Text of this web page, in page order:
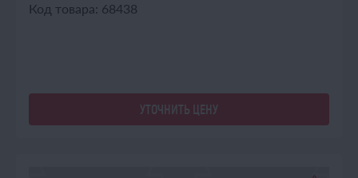
Код товара: 68438
УТОЧНИТЬ ЦЕНУ